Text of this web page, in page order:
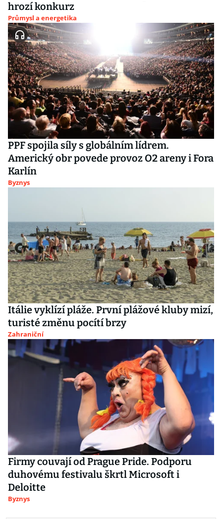
hrozí konkurz
Průmysl a energetika
PPF spojila síly s globálním lídrem.
Americký obr povede provoz O2 areny i Fora
Karlín
Byznys
Itálie vyklízí pláže. První plážové kluby mizí,
turisté změnu pocítí brzy
Zahraniční
Firmy couvají od Prague Pride. Podporu
duhovému festivalu škrtl Microsoft i
Deloitte
Byznys